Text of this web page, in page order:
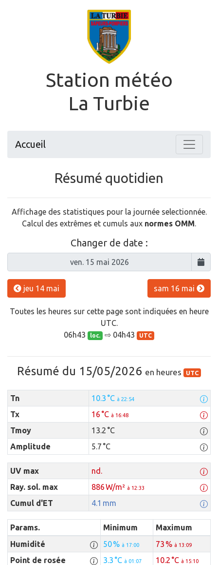
Station météo
La Turbie
Accueil
Résumé quotidien
Affichage des statistiques pour la journée selectionnée.
Calcul des extrêmes et cumuls aux normes OMM.
Changer de date :
jeu 14 mai sam 16 mai
Toutes les heures sur cette page sont indiquées en heure
UTC.
06h43 loc. ⇨ 04h43 UTC
Résumé du 15/05/2026 en heures UTC
Tn 10.3 °C à 22:54
Tx 16 °C à 16:48
Tmoy
13.2 °C
Amplitude
5.7 °C
UV max
nd.
Ray. sol. max
886 W/m² à 12:33
Cumul d'ET 4.1 mm
Params. Minimum
Maximum
Humidité
50 % à 17:00 73 % à 13:09
Point de rosée 3.3 °C à 01:07 10.2 °C à 15:10